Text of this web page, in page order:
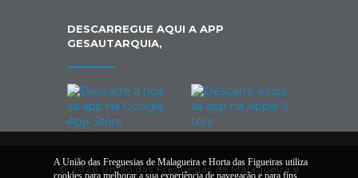
DESCARREGUE AQUI A APP
GESAUTARQUIA,
© 2026 União das Freguesias de Malagueira e
A União das Freguesias de Malagueira e Horta das Figueiras utiliza
cookies para melhorar a sua experiência de navegação e para fins